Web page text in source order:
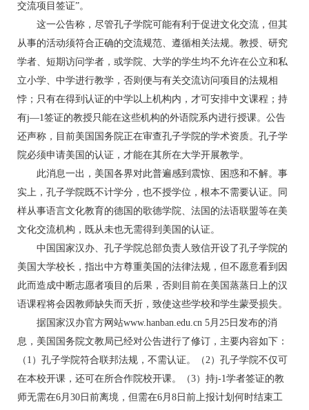
交流项目签证”。
这一公告称，尽管孔子学院可能有利于促进文化交流，但其
从事的活动须符合正确的交流规范、遵循相关法规。教授、研究
学者、短期访问学者，或学院、大学的学生均不允许在公立和私
立小学、中学进行教学，否则便与有关交流访问项目的法规相
悖；只有在得到认证的中学以上机构内，才可安排中文课程；持
有j—1签证的教授只能在这些机构的外语院系内进行授课。公告
还声称，目前美国国务院正在审查孔子学院的学术资质。孔子学
院必须申请美国的认证，才能在其所在大学开展教学。
此消息一出，美国各界对此普遍感到震惊、困惑和不解。事
实上，孔子学院既不计学分，也不授学位，根本不需要认证。同
样从事语言文化教育的德国的歌德学院、法国的法语联盟等在美
文化交流机构，既从未也无需得到美国的认证。
中国国家汉办、孔子学院总部负责人致信开设了孔子学院的
美国大学校长，指出中方尊重美国的法律法规，但不愿意看到因
此而造成中断志愿者项目的后果，否则目前在美国蒸蒸日上的汉
语课程将会因教师缺失而夭折，致使这些学校和学生蒙受损失。
据国家汉办官方网站www.hanban.edu.cn 5月25日发布的消
息，美国国务院文教局已经对公告进行了修订，主要内容如下：
（1）孔子学院符合联邦法规，不需认证。（2）孔子学院不仅可
在本校开课，还可在所合作院校开课。（3）持j-1学者签证的教
师无需在6月30日前离境，但需在6月8日前上报计划何时结束工